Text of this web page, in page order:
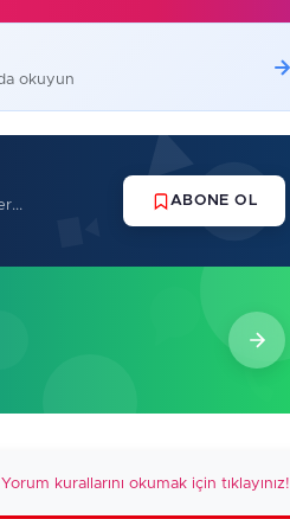
okuyun
ABONE OL
Yorum kurallarını okumak için tıklayınız!